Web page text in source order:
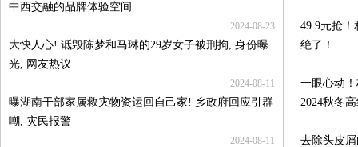
中西交融的品牌体验空间
2024-08-23
大快人心! 诋毁陈梦和马琳的29岁女子被刑拘, 身份曝
光, 网友热议
2024-08-11
曝湖南干部家属救灾物资运回自己家! 乡政府回应引群
嘲, 灾民报警
2024-08-11
49.9元抢
绝了！
一眼心动！
2024秋冬
去除头皮